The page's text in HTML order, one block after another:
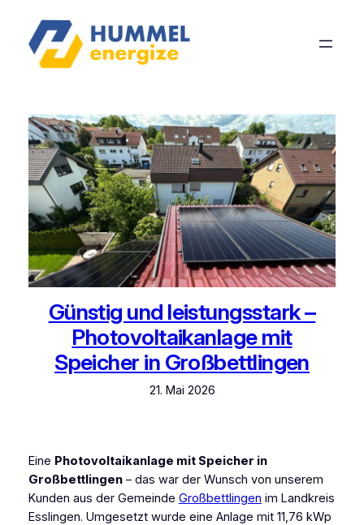
Günstig und leistungsstark –
Photovoltaikanlage mit
Speicher in Großbettlingen
21. Mai 2026
Eine Photovoltaikanlage mit Speicher in
Großbettlingen– das war der Wunsch von unserem
Kunden aus der Gemeinde Großbettlingen im Landkreis
Esslingen. Umgesetzt wurde eine Anlage mit 11,76 kWp